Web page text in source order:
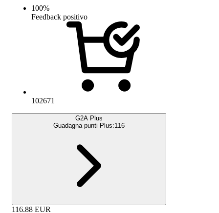
100%
Feedback positivo
102671
G2A Plus
Guadagna punti Plus:116
116.88 EUR